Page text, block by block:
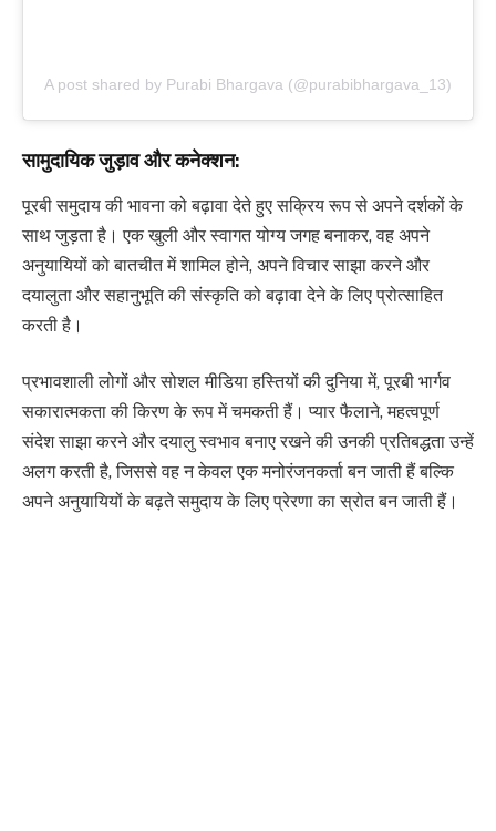
A post shared by Purabi Bhargava (@purabibhargava_13)
सामुदायिक जुड़ाव और कनेक्शन:
पूरबी समुदाय की भावना को बढ़ावा देते हुए सक्रिय रूप से अपने दर्शकों के
साथ जुड़ता है। एक खुली और स्वागत योग्य जगह बनाकर, वह अपने
अनुयायियों को बातचीत में शामिल होने, अपने विचार साझा करने और
दयालुता और सहानुभूति की संस्कृति को बढ़ावा देने के लिए प्रोत्साहित
करती है।
प्रभावशाली लोगों और सोशल मीडिया हस्तियों की दुनिया में, पूरबी भार्गव
सकारात्मकता की किरण के रूप में चमकती हैं। प्यार फैलाने, महत्वपूर्ण
संदेश साझा करने और दयालु स्वभाव बनाए रखने की उनकी प्रतिबद्धता उन्हें
अलग करती है, जिससे वह न केवल एक मनोरंजनकर्ता बन जाती हैं बल्कि
अपने अनुयायियों के बढ़ते समुदाय के लिए प्रेरणा का स्रोत बन जाती हैं।